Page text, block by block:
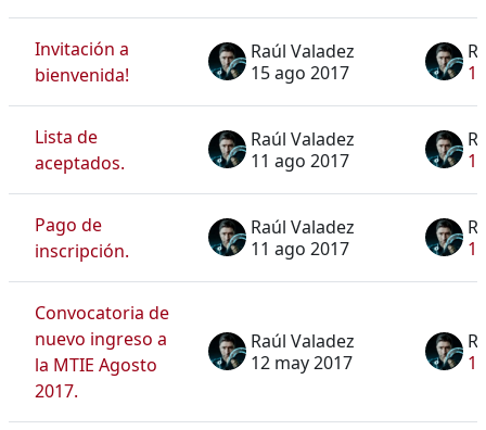
Invitación a
bienvenida!
Raúl Valadez
15 ago 2017
Lista de
aceptados.
Raúl Valadez
11 ago 2017
Pago de
inscripción.
Raúl Valadez
11 ago 2017
Convocatoria de
nuevo ingreso a
la MTIE Agosto
2017.
Raúl Valadez
12 may 2017